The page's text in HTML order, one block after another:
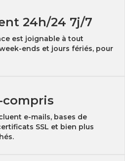
24h/24 7j/7
est joignable à tout
ends et jours fériés, pour
e-mails, bases de
SSL et bien plus